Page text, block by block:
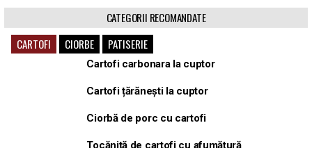
CATEGORII RECOMANDATE
CARTOFI
CIORBE PATISERIE
Cartofi carbonara la cuptor
Cartofi țărănești la cuptor
Ciorbă de porc cu cartofi